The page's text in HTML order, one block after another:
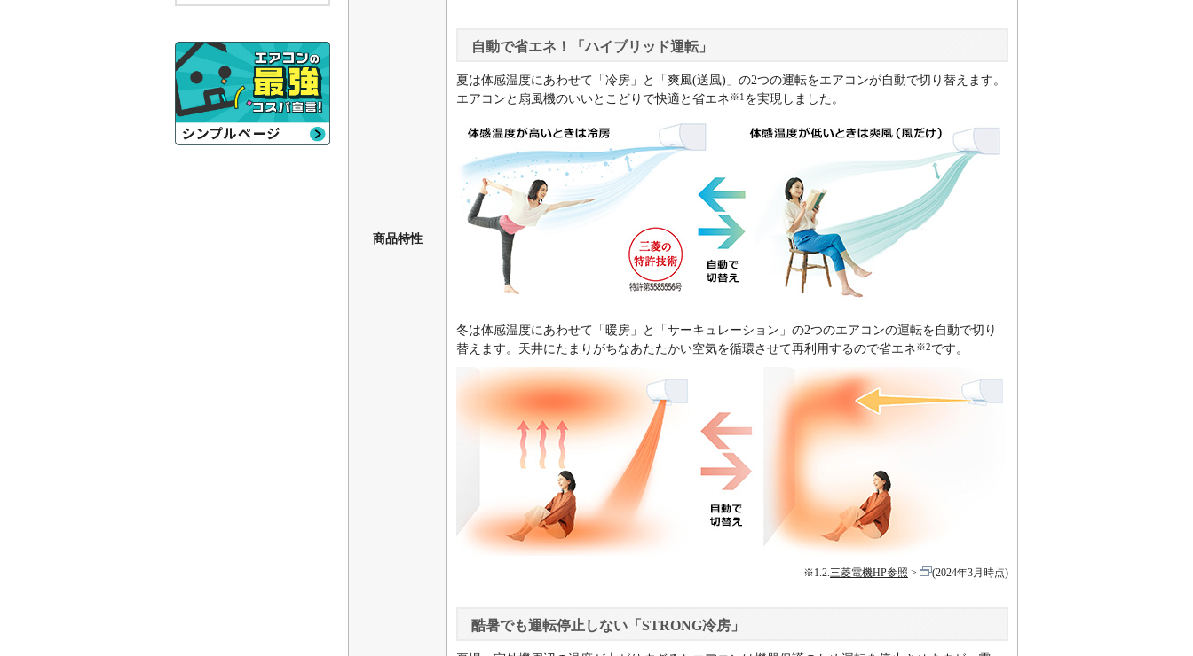
商品特性
自動で省エネ！「ハイブリッド運転」
夏は体感温度にあわせて「冷房」と「爽風(送風)」の2つの運転をエアコンが自動で切り替えます。
エアコンと扇風機のいいとこどりで快適と省エネ※1 を実現しました。
冬は体感温度にあわせて「暖房」と「サーキュレーション」の2つのエアコンの運転を自動で切り
替えます。天井にたまりがちなあたたかい空気を循環させて再利用するので省エネ※2です。
※1.2.三菱電機HP参照 (2024年3月時点)
酷暑でも運転停止しない「STRONG冷房」